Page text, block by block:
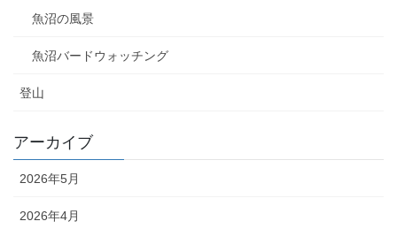
魚沼の風景
魚沼バードウォッチング
登山
アーカイブ
2026年5月
2026年4月